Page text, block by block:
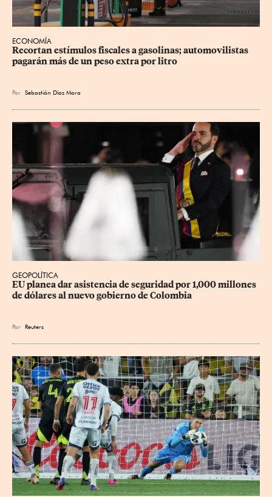
ECONOMÍA
Recortan estímulos fiscales a gasolinas; automovilistas
pagarán más de un peso extra por litro
Por Sebastián Díaz Mora
GEOPOLÍTICA
EU planea dar asistencia de seguridad por 1,000 millones
de dólares al nuevo gobierno de Colombia
Por Reuters